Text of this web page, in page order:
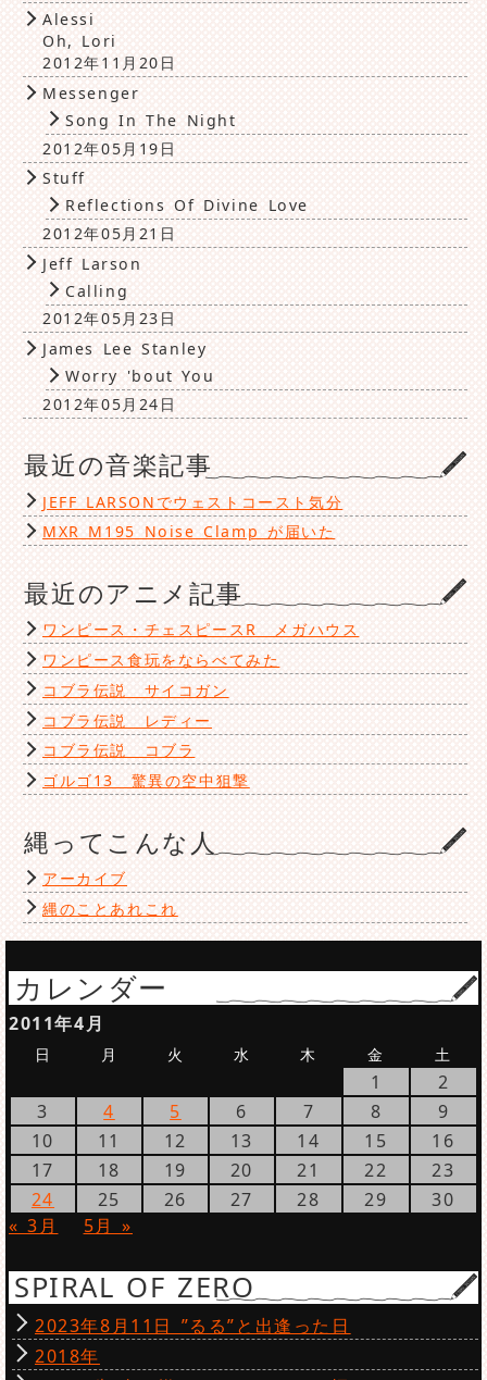
Alessi
Oh, Lori
2012年11月20日
Messenger
Song In The Night
2012年05月19日
Stuff
Reflections Of Divine Love
2012年05月21日
Jeff Larson
Calling
2012年05月23日
James Lee Stanley
Worry 'bout You
2012年05月24日
最近の音楽記事
JEFF LARSONでウェストコースト気分
MXR M195 Noise Clamp が届いた
最近のアニメ記事
ワンピース・チェスピースR メガハウス
ワンピース食玩をならべてみた
コブラ伝説 サイコガン
コブラ伝説 レディー
コブラ伝説 コブラ
ゴルゴ13 驚異の空中狙撃
縄ってこんな人
アーカイブ
縄のことあれこれ
カレンダー
2011年4月
日 月 火 水 木 金 土
1
2
3
4 5 6 7 8
9
10
11 12 13 14 15
16
17
18 19 20 21 22
23
24
25 26 27 28 29
30
« 3月
5月 »
SPIRAL OF ZERO
2023年8月11日 ”るる”と出逢った日
2018年